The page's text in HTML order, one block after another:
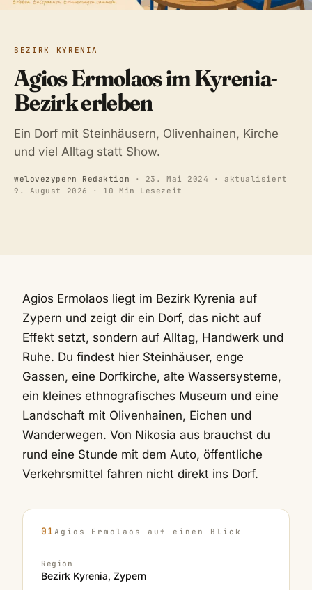
BEZIRK KYRENIA
Agios Ermolaos im Kyrenia-
Bezirk erleben
Ein Dorf mit Steinhäusern, Olivenhainen, Kirche
und viel Alltag statt Show.
welovezypern Redaktion · 23. Mai 2024 · aktualisiert
9. August 2026
· 10 Min Lesezeit
Agios Ermolaos liegt im Bezirk Kyrenia auf
Zypern und zeigt dir ein Dorf, das nicht auf
Effekt setzt, sondern auf Alltag, Handwerk und
Ruhe. Du findest hier Steinhäuser, enge
Gassen, eine Dorfkirche, alte Wassersysteme,
ein kleines ethnografisches Museum und eine
Landschaft mit Olivenhainen, Eichen und
Wanderwegen. Von Nikosia aus brauchst du
rund eine Stunde mit dem Auto, öffentliche
Verkehrsmittel fahren nicht direkt ins Dorf.
Agios Ermolaos auf einen Blick
Region
Bezirk Kyrenia, Zypern